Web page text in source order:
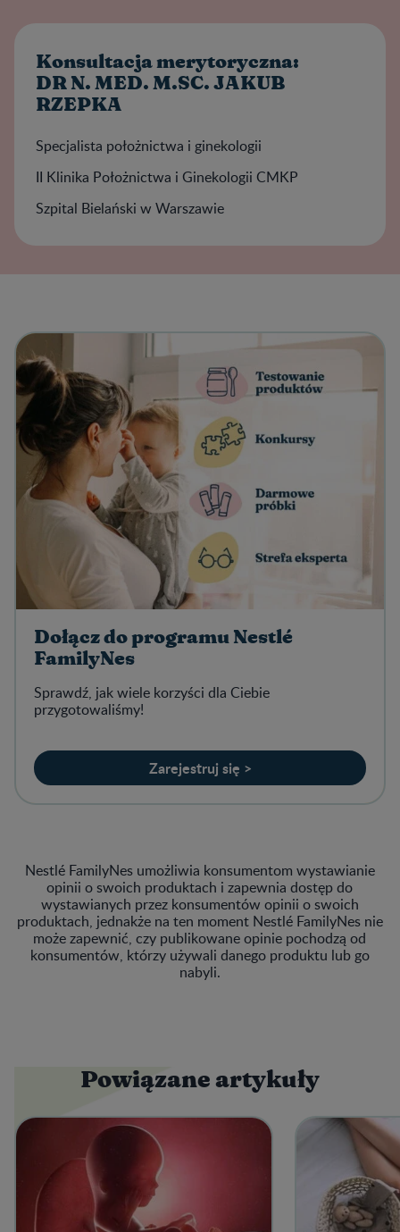
Konsultacja merytoryczna:
DR N. MED. M.SC. JAKUB
RZEPKA
Specjalista położnictwa i ginekologii
II Klinika Położnictwa i Ginekologii CMKP
Szpital Bielański w Warszawie
Dołącz do programu Nestlé
FamilyNes
Sprawdź, jak wiele korzyści dla Ciebie
przygotowaliśmy!
Zarejestruj się >
Nestlé FamilyNes umożliwia konsumentom wystawianie
opinii o swoich produktach i zapewnia dostęp do
wystawianych przez konsumentów opinii o swoich
produktach, jednakże na ten moment Nestlé FamilyNes nie
może zapewnić, czy publikowane opinie pochodzą od
konsumentów, którzy używali danego produktu lub go
nabyli.
Powiązane artykuły